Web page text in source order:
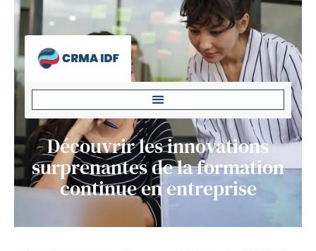
Découvrir les innovations
surprenantes de la formation
continue en entreprise